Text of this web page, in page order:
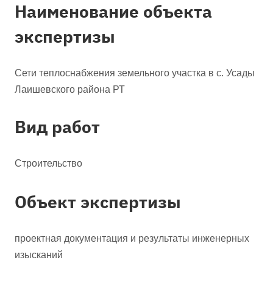
Наименование объекта
экспертизы
Сети теплоснабжения земельного участка в с. Усады
Лаишевского района РТ
Вид работ
Строительство
Объект экспертизы
проектная документация и результаты инженерных
изысканий